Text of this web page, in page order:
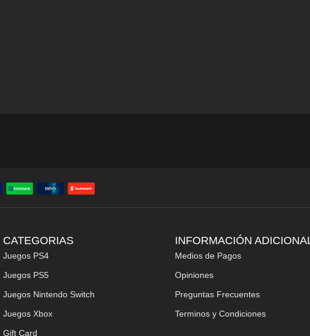
CATEGORIAS
Juegos PS4
Juegos PS5
Juegos Nintendo Switch
Juegos Xbox
Gift Card
INFORMACIÓN
Medios de Pagos
Opiniones
Preguntas Frecuentes
Terminos y Condiciones